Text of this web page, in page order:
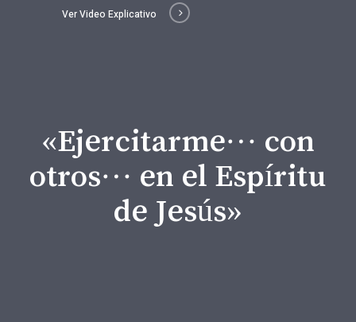
Ver Video Explicativo
«Ejercitarme… con
otros… en el Espíritu
de Jesús»